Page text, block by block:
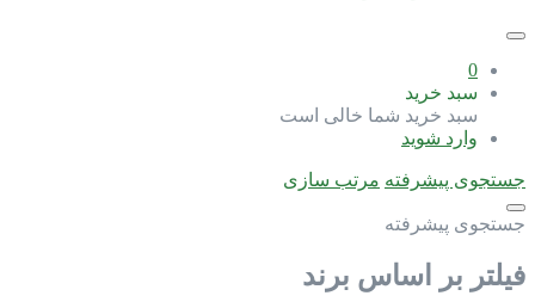
0
سبد خرید
سبد خرید شما خالی است
وارد شوید
جستجوی پیشرفته مرتب سازی
جستجوی پیشرفته
فیلتر بر اساس برند